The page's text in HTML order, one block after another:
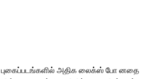
அதிக லைக்ஸ் போ னதை